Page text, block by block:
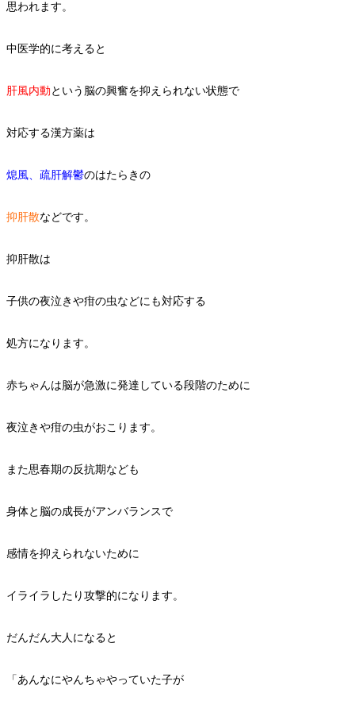
思われます。
中医学的に考えると
肝風内動 という脳の興奮を抑えられない状態で
対応する漢方薬は
熄風、疏肝解鬱のはたらきの
抑肝散などです。
抑肝散は
子供の夜泣きや疳の虫などにも対応する
処方になります。
赤ちゃんは脳が急激に発達している段階のために
夜泣きや疳の虫がおこります。
また思春期の反抗期なども
身体と脳の成長がアンバランスで
感情を抑えられないために
イライラしたり攻撃的になります。
だんだん大人になると
「あんなにやんちゃやっていた子が